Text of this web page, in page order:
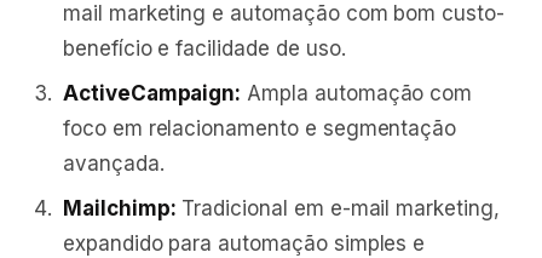
mail marketing e automação com bom custo-
benefício e facilidade de uso.
ActiveCampaign: Ampla automação com
foco em relacionamento e segmentação
avançada.
Mailchimp: Tradicional em e-mail marketing,
expandido para automação simples e